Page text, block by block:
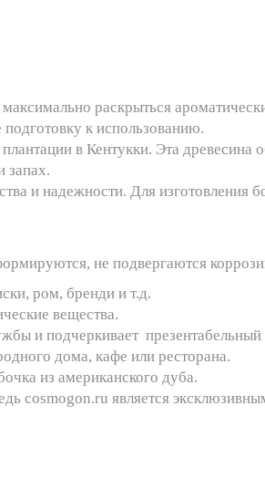
раскрыться
к использованию.
в Кентукки. Эта древесина
запах.
и надежности. Для изготовления
не подвергаются
ром, бренди и т.д.
вещества.
и подчеркивает
дома, кафе или ресторана.
из американского дуба.
cosmogon.ru является